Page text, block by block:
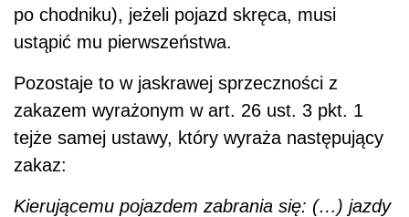
po chodniku), jeżeli pojazd skręca, musi
ustąpić mu pierwszeństwa.
Pozostaje to w jaskrawej sprzeczności z
zakazem wyrażonym w art. 26 ust. 3 pkt. 1
tejże samej ustawy, który wyraża następujący
zakaz:
Kierującemu pojazdem zabrania się: (…) jazdy